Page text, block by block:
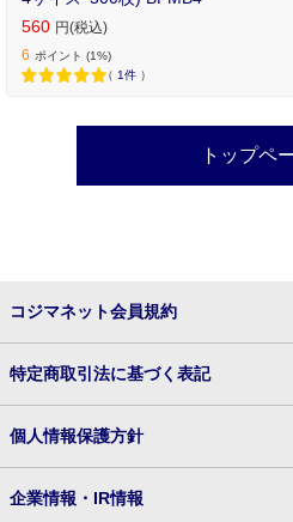
560 円(税込)
6 ポイント (1%)
（ 1件 ）
トップペ
コジマネット会員規約
特定商取引法に基づく表記
個人情報保護方針
企業情報・IR情報